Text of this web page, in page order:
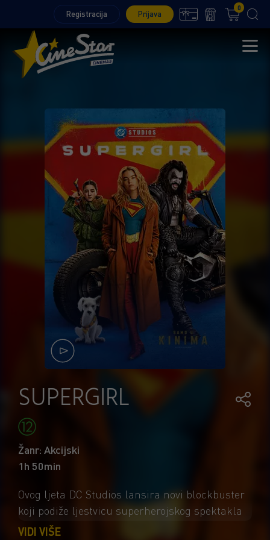
Registracija Prijava
0
SUPERGIRL
Žanr: Akcijski
1h 50min
Ovog ljeta DC Studios lansira novi blockbuster
koji podiže ljestvicu superherojskog spektakla
na velikom platnu. U režiji Craiga Gillespieja,
VIDI VIŠE